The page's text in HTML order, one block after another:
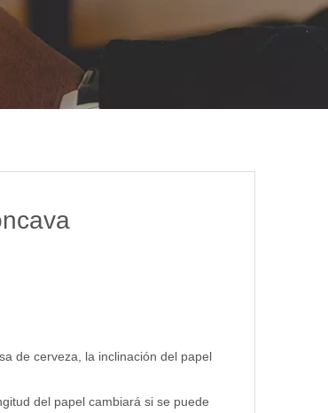
de cerveza, la inclinación del papel
del papel cambiará si se puede